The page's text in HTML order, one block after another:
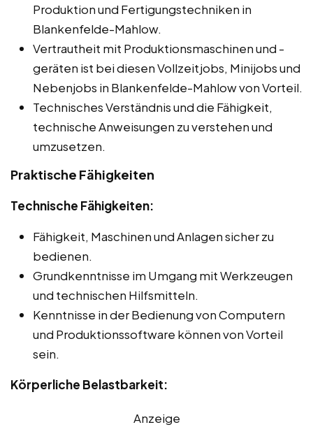
Produktion und Fertigungstechniken in
Blankenfelde-Mahlow.
Vertrautheit mit Produktionsmaschinen und -
geräten ist bei diesen Vollzeitjobs, Minijobs und
Nebenjobs in Blankenfelde-Mahlow von Vorteil.
Technisches Verständnis und die Fähigkeit,
technische Anweisungen zu verstehen und
umzusetzen.
Praktische Fähigkeiten
Technische Fähigkeiten:
Fähigkeit, Maschinen und Anlagen sicher zu
bedienen.
Grundkenntnisse im Umgang mit Werkzeugen
und technischen Hilfsmitteln.
Kenntnisse in der Bedienung von Computern
und Produktionssoftware können von Vorteil
sein.
Körperliche Belastbarkeit:
Anzeige